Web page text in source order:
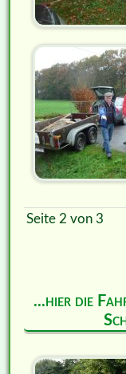
Seite 2 von 3
...hier die